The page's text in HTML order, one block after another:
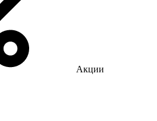
Акции